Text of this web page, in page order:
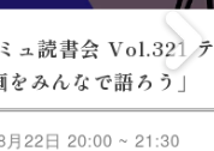
書会
スメの
」
8/
ル-